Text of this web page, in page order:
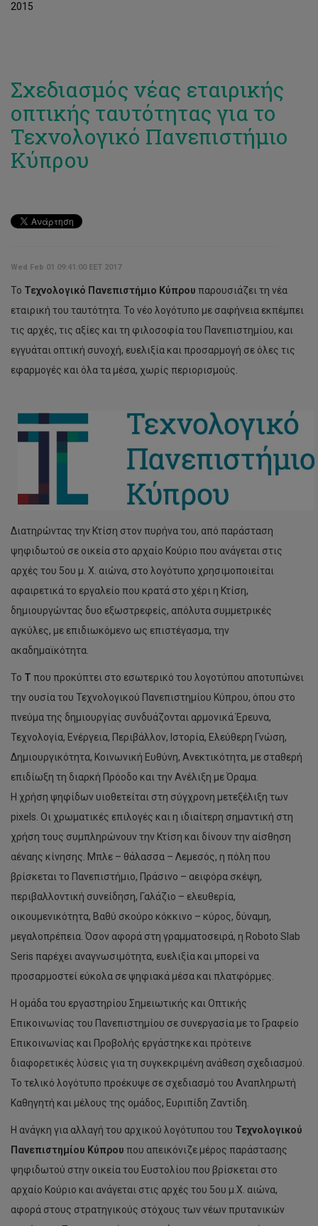
2015
Σχεδιασμός νέας εταιρικής
οπτικής ταυτότητας για το
Τεχνολογικό Πανεπιστήμιο
Κύπρου
Wed Feb 01 09:41:00 EET 2017
Το Τεχνολογικό Πανεπιστήμιο Κύπρου παρουσιάζει τη νέα
εταιρική του ταυτότητα. Το νέο λογότυπο με σαφήνεια εκπέμπει
τις αρχές, τις αξίες και τη φιλοσοφία του Πανεπιστημίου, και
εγγυάται οπτική συνοχή, ευελιξία και προσαρμογή σε όλες τις
εφαρμογές και όλα τα μέσα, χωρίς περιορισμούς.
Διατηρώντας την Κτίση στον πυρήνα του, από παράσταση
ψηφιδωτού σε οικεία στο αρχαίο Κούριο που ανάγεται στις
αρχές του 5ου μ. Χ. αιώνα, στο λογότυπο χρησιμοποιείται
αφαιρετικά το εργαλείο που κρατά στο χέρι η Κτίση,
δημιουργώντας δυο εξωστρεφείς, απόλυτα συμμετρικές
αγκύλες, με επιδιωκόμενο ως επιστέγασμα, την
ακαδημαϊκότητα.
Το Τ που προκύπτει στο εσωτερικό του λογοτύπου αποτυπώνει
την ουσία του Τεχνολογικού Πανεπιστημίου Κύπρου, όπου στο
πνεύμα της δημιουργίας συνδυάζονται αρμονικά Έρευνα,
Τεχνολογία, Ενέργεια, Περιβάλλον, Ιστορία, Ελεύθερη Γνώση,
Δημιουργικότητα, Κοινωνική Ευθύνη, Ανεκτικότητα, με σταθερή
επιδίωξη τη διαρκή Πρόοδο και την Ανέλιξη με Όραμα.
Η χρήση ψηφίδων υιοθετείται στη σύγχρονη μετεξέλιξη των
pixels. Οι χρωματικές επιλογές και η ιδιαίτερη σημαντική στη
χρήση τους συμπληρώνουν την Κτίση και δίνουν την αίσθηση
αέναης κίνησης. Μπλε – θάλασσα – Λεμεσός, η πόλη που
βρίσκεται το Πανεπιστήμιο, Πράσινο – αειφόρα σκέψη,
περιβαλλοντική συνείδηση, Γαλάζιο – ελευθερία,
οικουμενικότητα, Βαθύ σκούρο κόκκινο – κύρος, δύναμη,
μεγαλοπρέπεια. Όσον αφορά στη γραμματοσειρά, η Roboto Slab
Seris παρέχει αναγνωσιμότητα, ευελιξία και μπορεί να
προσαρμοστεί εύκολα σε ψηφιακά μέσα και πλατφόρμες.
Η ομάδα του εργαστηρίου Σημειωτικής και Οπτικής
Επικοινωνίας του Πανεπιστημίου σε συνεργασία με το Γραφείο
Επικοινωνίας και Προβολής εργάστηκε και πρότεινε
διαφορετικές λύσεις για τη συγκεκριμένη ανάθεση σχεδιασμού.
Το τελικό λογότυπο προέκυψε σε σχεδιασμό του Αναπληρωτή
Καθηγητή και μέλους της ομάδος, Ευριπίδη Ζαντίδη.
Η ανάγκη για αλλαγή του αρχικού λογότυπου του Τεχνολογικού
Πανεπιστημίου Κύπρου που απεικόνιζε μέρος παράστασης
ψηφιδωτού στην οικεία του Ευστολίου που βρίσκεται στο
αρχαίο Κούριο και ανάγεται στις αρχές του 5ου μ.Χ. αιώνα,
αφορά στους στρατηγικούς στόχους των νέων πρυτανικών